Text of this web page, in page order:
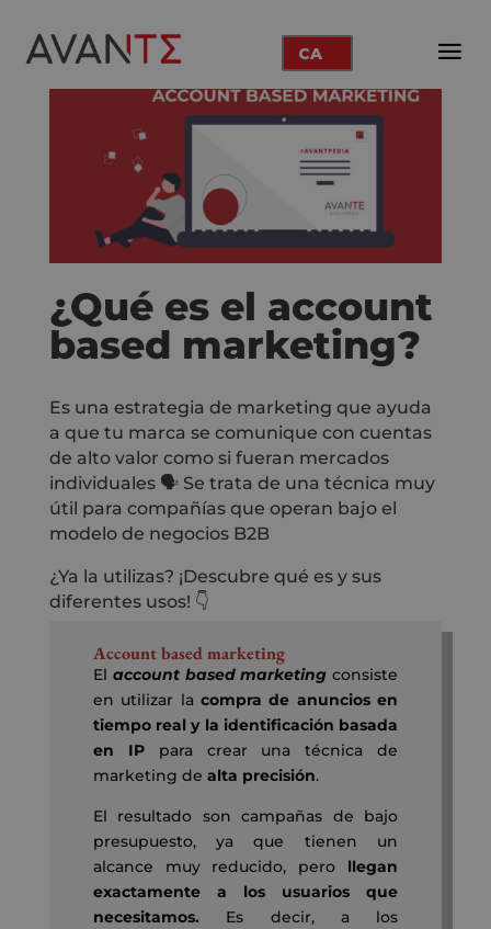
CA
¿Qué es el account
based marketing?
Es una estrategia de marketing que ayuda
a que tu marca se comunique con cuentas
de alto valor como si fueran mercados
individuales 🗣️ Se trata de una técnica muy
útil para compañías que operan bajo el
modelo de negocios B2B
¿Ya la utilizas? ¡Descubre qué es y sus
diferentes usos! 👇
Account based marketing
El account basedmarketingconsiste
en utilizar la compra de anuncios en
tiempo real y la identificación basada
en IPpara crear una técnica de
marketing de alta precisión.
El resultado son campañas de bajo
presupuesto, ya que tienen un
alcance muy reducido, pero llegan
exactamente a los usuarios que
necesitamos. Es decir, a los